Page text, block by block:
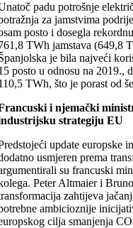
padu potrošnje
za jamstvima
posto i dosegla
TWh jamstava (649,8
je bila najveći
posto u odnosu na 2019.,
TWh, što je porast od
i njemački
strategiju EU
update europske
usmjeren prema
su francuski
Peter Altmaier i
zahtijeva
ambicioznije
cilja smanjenja